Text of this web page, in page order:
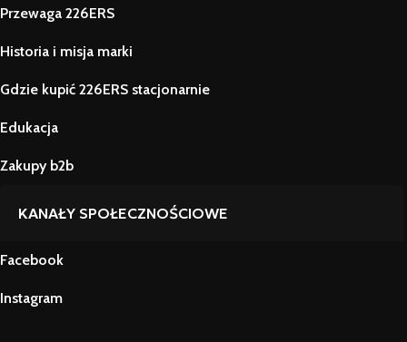
Przewaga 226ERS
Historia i misja marki
Gdzie kupić 226ERS stacjonarnie
Edukacja
Zakupy b2b
KANAŁY SPOŁECZNOŚCIOWE
Facebook
Instagram